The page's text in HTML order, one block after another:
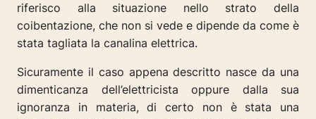
riferisco alla situazione nello strato della
coibentazione, che non si vede e dipende da come è
stata tagliata la canalina elettrica.
Sicuramente il caso appena descritto nasce da una
dimenticanza dell’elettricista oppure dalla sua
ignoranza in materia, di certo non è stata una